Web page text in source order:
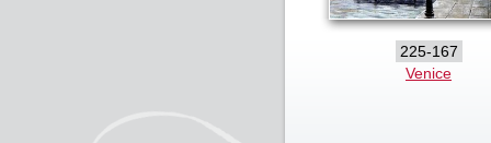
225-167
Venice